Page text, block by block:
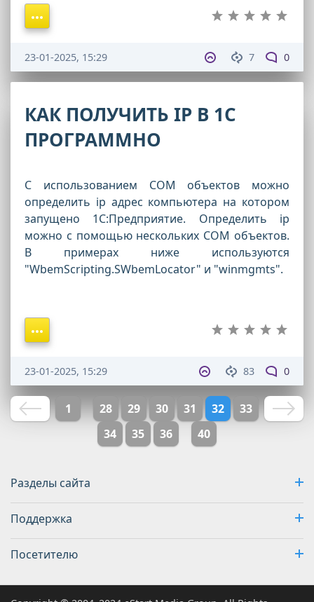
7 0
23-01-2025, 15:29
КАК ПОЛУЧИТЬ IP В 1С
ПРОГРАММНО
С использованием COM объектов можно
определить ip адрес компьютера на котором
запущено 1С:Предприятие. Определить ip
можно с помощью нескольких COM объектов.
В примерах ниже используются
"WbemScripting.SWbemLocator" и "winmgmts".
83 0
23-01-2025, 15:29
1 28 29 30 31 32
33
34
35 36 40
Разделы сайта
Поддержка
Посетителю